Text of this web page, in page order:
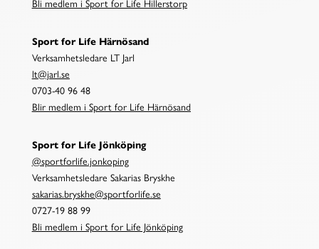
Bli medlem i Sport for Life Hillerstorp
Sport for Life Härnösand
Verksamhetsledare LT Jarl
lt@jarl.se
0703-40 96 48
Blir medlem i Sport for Life Härnösand
Sport for Life Jönköping
@sportforlife.jonkoping
Verksamhetsledare Sakarias Bryskhe
sakarias.bryskhe@sportforlife.se
0727-19 88 99
Bli medlem i Sport for Life Jönköping